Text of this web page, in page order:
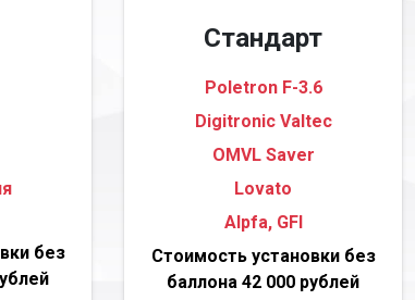
без
Стандарт
Poletron F-3.6
Digitronic Valtec
OMVL Saver
Lovato
Alpfa, GFI
Стоимость установки без
баллона 42 000 рублей